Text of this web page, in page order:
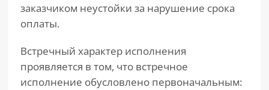
заказчиком неустойки за нарушение срока
оплаты.
Встречный характер исполнения
проявляется в том, что встречное
исполнение обусловлено первоначальным: